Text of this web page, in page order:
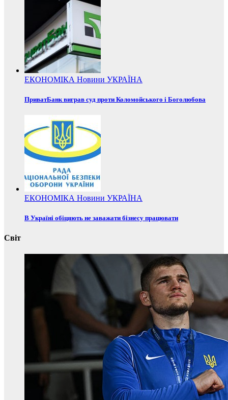
ЕКОНОМІКА Новини УКРАЇНА
ПриватБанк виграв суд проти Коломойського і Боголюбова
ЕКОНОМІКА Новини УКРАЇНА
В Україні обіцяють не заважати бізнесу працювати
Світ